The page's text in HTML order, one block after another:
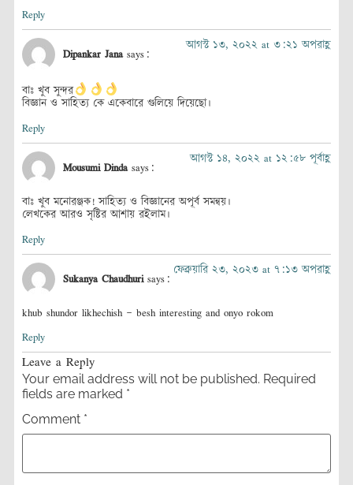
Reply
Dipankar Jana says:
আগস্ট ১৩, ২০২২ at ৩:২১ অপরাহ্ণ
বাঃ খুব সুন্দর
বিজ্ঞান ও সাহিত্য কে একেবারে গুলিয়ে দিয়েছো।
Reply
Mousumi Dinda says:
আগস্ট ১৪, ২০২২ at ১২:৫৮ পূর্বাহ্ণ
বাঃ খুব মনোরঞ্জক! সাহিত্য ও বিজ্ঞানের অপূর্ব সমন্বয়।
লেখকের আর‌ও সৃষ্টির আশায় রইলাম।
Reply
Sukanya Chaudhuri says:
ফেব্রুয়ারি ২৩, ২০২৩ at ৭:১৩ অপরাহ্ণ
khub shundor likhechish – besh interesting and onyo rokom
Reply
Leave a Reply
Your email address will not be published. Required
fields are marked *
Comment *